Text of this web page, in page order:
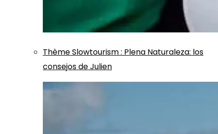
ThèmeSlowtourism: Plena Naturaleza: los
consejos de Julien